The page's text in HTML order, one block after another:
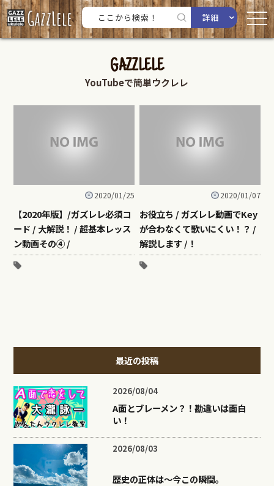
詳細
GAZZLELE
YouTubeで簡単ウクレレ
2020/01/25
【2020年版】/ガズレレ必須コ
ード / 大解説！ / 超基本レッス
ン動画その④ /
2020/01/07
お役立ち / ガズレレ動画でKey
が合わなくて歌いにくい！？ /
解説します /！
最近の投稿
2026/08/04
A面とブレーメン？！勘違いは面白
い！
2026/08/03
歴史の正体は〜今この瞬間。